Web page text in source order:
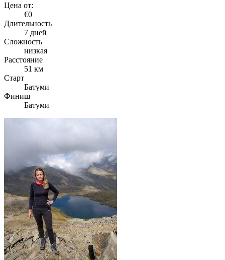
Цена от:
€0
Длительность
7 дней
Сложность
низкая
Расстояние
51 км
Старт
Батуми
Финиш
Батуми